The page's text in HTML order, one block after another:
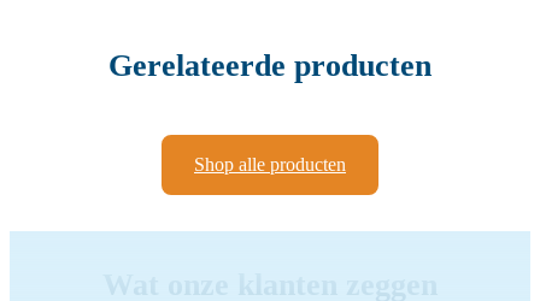
Gerelateerde producten
Shop alle producten